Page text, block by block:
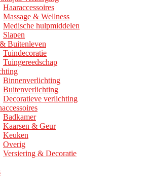
Haaraccessoires
Massage & Wellness
Medische hulpmiddelen
Slapen
Buitenleven
Tuindecoratie
Tuingereedschap
Binnenverlichting
Buitenverlichting
Decoratieve verlichting
Badkamer
Kaarsen & Geur
Keuken
Overig
Versiering & Decoratie